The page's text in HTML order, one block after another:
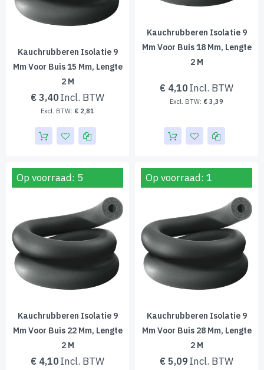
Kauchrubberen Isolatie 9
Mm Voor Buis 15 Mm, Lengte
2 M
€ 3,40
€ 2,81
Kauchrubberen Isolatie 9
Mm Voor Buis 18 Mm, Lengte
2 M
€ 4,10
€ 3,39
Op voorraad: 5
Kauchrubberen Isolatie 9
Mm Voor Buis 22 Mm, Lengte
2 M
€ 4,10
Op voorraad: 1
Kauchrubberen Isolatie 9
Mm Voor Buis 28 Mm, Lengte
2 M
€ 5,09